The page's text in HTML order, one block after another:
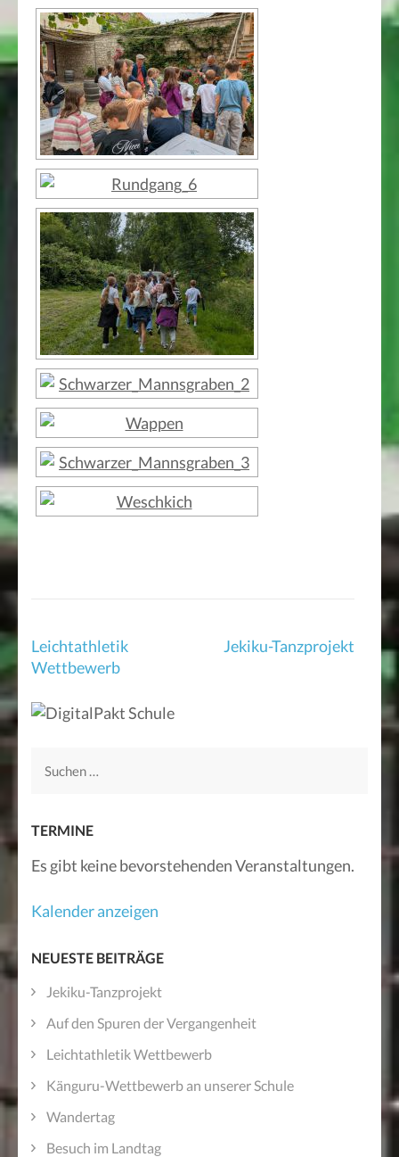
Beitragsnavigation
Leichtathletik
Wettbewerb
Jekiku-Tanzprojekt
Suchen
TERMINE
Es gibt keine bevorstehenden Veranstaltungen.
Kalender anzeigen
NEUESTE BEITRÄGE
Jekiku-Tanzprojekt
Auf den Spuren der Vergangenheit
Leichtathletik Wettbewerb
Känguru-Wettbewerb an unserer Schule
Wandertag
Besuch im Landtag